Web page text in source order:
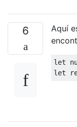
6
Aquí
let
let